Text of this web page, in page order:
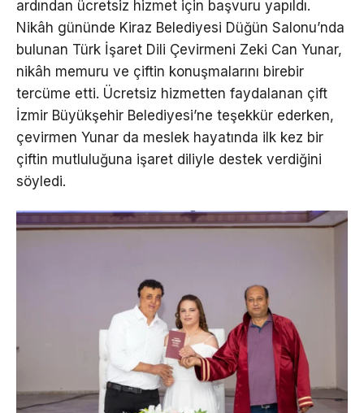
ardından ücretsiz hizmet için başvuru yapıldı.
Nikâh gününde Kiraz Belediyesi Düğün Salonu’nda
bulunan Türk İşaret Dili Çevirmeni Zeki Can Yunar,
nikâh memuru ve çiftin konuşmalarını birebir
tercüme etti. Ücretsiz hizmetten faydalanan çift
İzmir Büyükşehir Belediyesi’ne teşekkür ederken,
çevirmen Yunar da meslek hayatında ilk kez bir
çiftin mutluluğuna işaret diliyle destek verdiğini
söyledi.